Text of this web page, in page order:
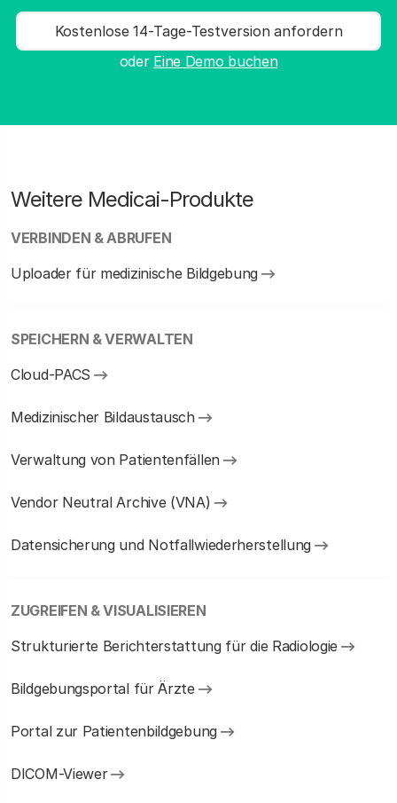
Kostenlose 14-Tage-Testversion anfordern
oder Eine Demo buchen
Weitere Medicai-Produkte
VERBINDEN & ABRUFEN
Uploader für medizinische Bildgebung
SPEICHERN & VERWALTEN
Cloud-PACS
Medizinischer Bildaustausch
Verwaltung von Patientenfällen
Vendor Neutral Archive (VNA)
Datensicherung und Notfallwiederherstellung
ZUGREIFEN & VISUALISIEREN
Strukturierte Berichterstattung für die Radiologie
Bildgebungsportal für Ärzte
Portal zur Patientenbildgebung
DICOM-Viewer